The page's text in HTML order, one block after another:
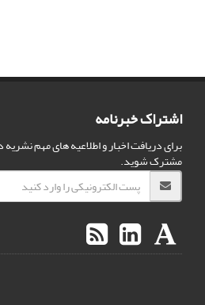
اشتراک خبرنامه
برای دریافت اخبار و اطلاعیه های مهم
مشترک شوید.